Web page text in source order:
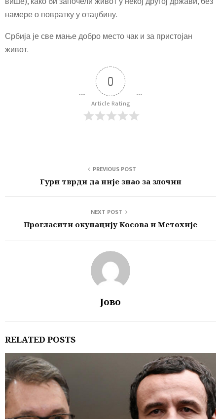
намере о повратку у отаџбину.
Србија је све мање добро место чак и за пристојан
живот.
0
Article Rating
PREVIOUS POST
Гури тврди да није знао за злочин
NEXT POST
Прогласити окупацију Косова и Метохије
Јово
RELATED POSTS